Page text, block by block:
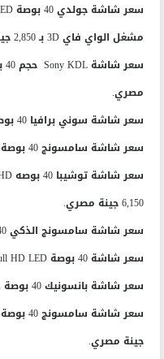
مشغل الواي فاي 3D بـ 2,850 جينة مصري.
مصري.
سعر شاشة سوني برافيا 40 بوصة 16,000 جينة مصري.
سعر شاشة سامسونج 40 بوصة LED بـ 5,200 جينة مصري.
6,150 جينة مصري.
سعر شاشة سامسونج الذكي 40 بوصه عالي الوضوح 6,399 جينة مصري.
سعر شاشة 40 بوصة Full HD LED من ATA بـ 2,850 جينة مصري.
سعر شاشة بانسونيك 40 بوصة عالي الوضوح 4,499 جينة مصري.
جينة مصري.